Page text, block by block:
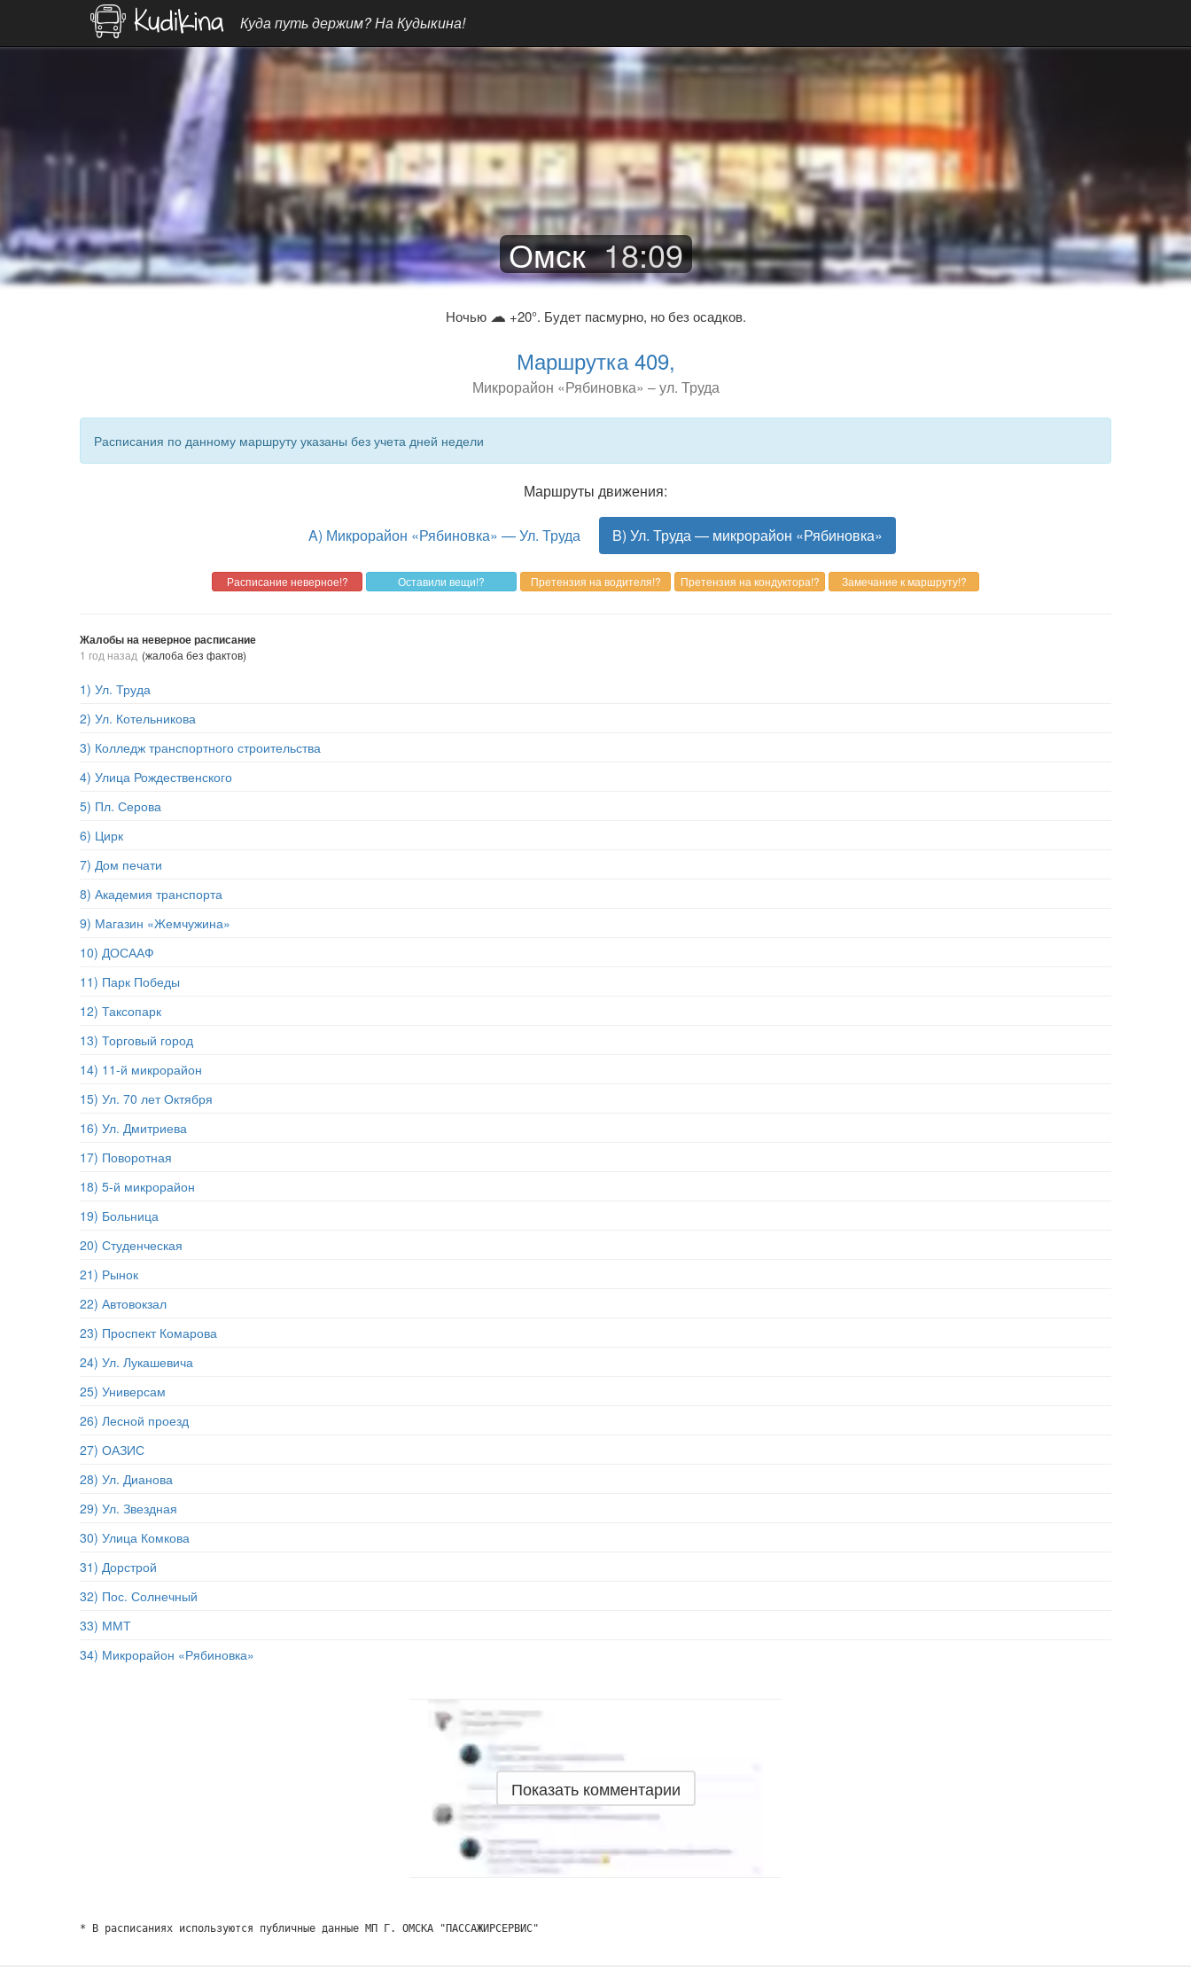
Куда путь держим? На Кудыкина!
Омск 18:09
Ночью ☁ +20°. Будет пасмурно, но без осадков.
Маршрутка 409,
Микрорайон «Рябиновка» – ул. Труда
Расписания по данному маршруту указаны без учета дней недели
Маршруты движения:
A) Микрорайон «Рябиновка» — Ул. Труда B) Ул. Труда — микрорайон «Рябиновка»
Жалобы на неверное расписание
1 год назад (жалоба без фактов)
1) Ул. Труда
2) Ул. Котельникова
3) Колледж транспортного строительства
4) Улица Рождественского
5) Пл. Серова
6) Цирк
7) Дом печати
8) Академия транспорта
9) Магазин «Жемчужина»
10) ДОСААФ
11) Парк Победы
12) Таксопарк
13) Торговый город
14) 11-й микрорайон
15) Ул. 70 лет Октября
16) Ул. Дмитриева
17) Поворотная
18) 5-й микрорайон
19) Больница
20) Студенческая
21) Рынок
22) Автовокзал
23) Проспект Комарова
24) Ул. Лукашевича
25) Универсам
26) Лесной проезд
27) ОАЗИС
28) Ул. Дианова
29) Ул. Звездная
30) Улица Комкова
31) Дорстрой
32) Пос. Солнечный
33) ММТ
34) Микрорайон «Рябиновка»
Показать комментарии
* В расписаниях используются публичные данные МП Г. ОМСКА "ПАССАЖИРСЕРВИС"